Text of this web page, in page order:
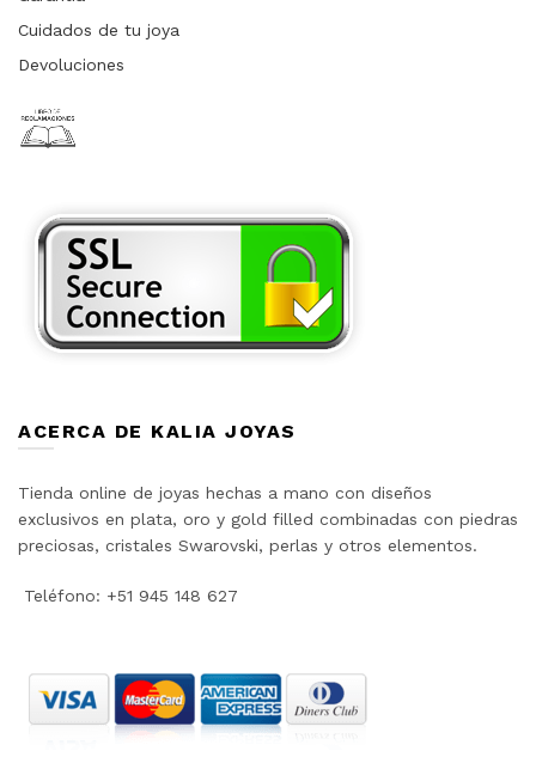
Cuidados de tu joya
Devoluciones
ACERCA DE KALIA JOYAS
Tienda online de joyas hechas a mano con diseños
exclusivos en plata, oro y gold filled combinadas con piedras
preciosas, cristales Swarovski, perlas y otros elementos.
Teléfono: +51 945 148 627